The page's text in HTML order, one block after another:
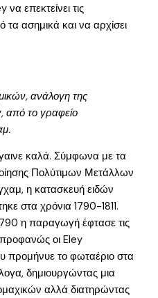
επεκτείνει τις
τα ασημικά και να αρχίσει
ανάλογη της
από το γραφείο
καλά. Σύμφωνα με τα
Πολύτιμων Μετάλλων
η κατασκευή ειδών
στα χρόνια 1790-1811.
η παραγωγή έφτασε τις
προφανώς οι Eley
προμήνυε το φωταέριο στα
δημιουργώντας μια
αλλά διατηρώντας